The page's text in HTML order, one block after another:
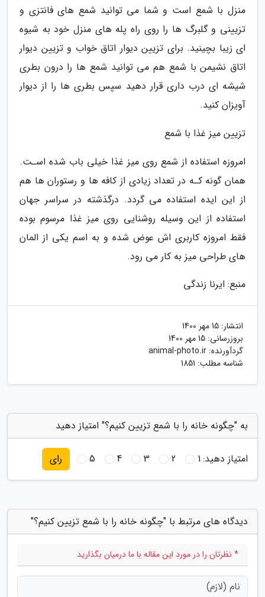
منزل با شمع است و شما می توانید شمع های فانتزی و
تزیینی و گلبرگ ها را روی راه پله های منزل خود به شیوه
ای زیبا بچینید. برای تزیین دیوار اتاق خواب و تزیین دیوار
اتاق نشیمن با شمع هم می توانید شمع ها را درون بطری
شیشه ای درب داری قرار دهید سپس بطری ها را از دیوار
آویزان کنید.
تزیین میز غذا با شمع
امروزه استفاده از شمع روی میز غذا خیلی باب شده اسـت.
همان گونه کـه در تعداد زیادی از کافه ها و رستوران ها هم
از این ایده استفاده می گردد. درگذشته در سراسر جهان
استفاده از این وسیله روشنایی روی میز غذا مرسوم بوده
فقط امروزه کاربری اش عوض شده و به اسم یکی از المان
های طراحی میز به کار می رود.
منبع: ایرنا زندگی
انتشار: 15 مهر 1400
بروزرسانی: 15 مهر 1400
گردآورنده: animal-photo.ir
شناسه مطلب: 1851
به "چگونه خانه را با شمع تزیین کنیم؟" امتیاز دهید
امتیاز دهید:1
2
3
4
5 رای
دیدگاه های مرتبط با "چگونه خانه را با شمع تزیین کنیم؟"
* نظرتان را در مورد این مقاله با ما درمیان بگذارید